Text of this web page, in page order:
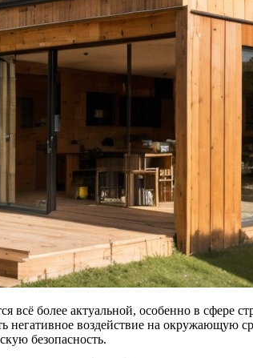
всё более актуальной, особенно в сфере
воздействие на окружающую
безопасность.